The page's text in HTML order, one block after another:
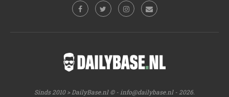
Sinds 2010 > DailyBase.nl © - info@dailybase.nl- 2026.